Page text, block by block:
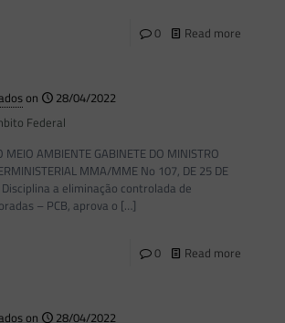
0 Read more
on
28/04/2022
Federal
MEIO AMBIENTE GABINETE DO MINISTRO
MMA/MME No 107, DE 25 DE
Disciplina a eliminação controlada de
– PCB, aprova o […]
0 Read more
on
28/04/2022